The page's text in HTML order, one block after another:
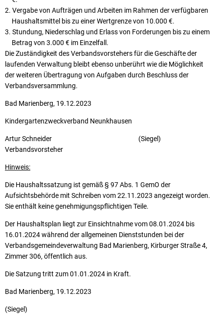
Vergabe von Aufträgen und Arbeiten im Rahmen der verfügbaren
Haushaltsmittel bis zu einer Wertgrenze von 10.000 €.
Stundung, Niederschlag und Erlass von Forderungen bis zu einem
Betrag von 3.000 € im Einzelfall.
Die Zuständigkeit des Verbandsvorstehers für die Geschäfte der
laufenden Verwaltung bleibt ebenso unberührt wie die Möglichkeit
der weiteren Übertragung von Aufgaben durch Beschluss der
Verbandsversammlung.
Bad Marienberg, 19.12.2023
Kindergartenzweckverband Neunkhausen
Artur Schneider (Siegel)
Verbandsvorsteher
Hinweis:
Die Haushaltssatzung ist gemäß § 97 Abs. 1 GemO der
Aufsichtsbehörde mit Schreiben vom 22.11.2023 angezeigt worden.
Sie enthält keine genehmigungspflichtigen Teile.
Der Haushaltsplan liegt zur Einsichtnahme vom 08.01.2024 bis
16.01.2024 während der allgemeinen Dienststunden bei der
Verbandsgemeindeverwaltung Bad Marienberg, Kirburger Straße 4,
Zimmer 306, öffentlich aus.
Die Satzung tritt zum 01.01.2024 in Kraft.
Bad Marienberg, 19.12.2023
(Siegel)